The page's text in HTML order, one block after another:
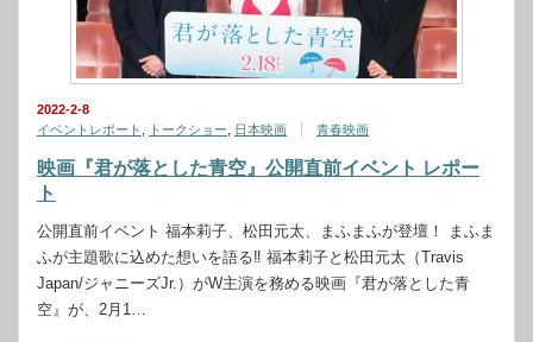
2022-2-8
イベントレポート
トークショー 日本映画 青春映画
映画『君が落とした青空』公開直前イベント レポー
ト
公開直前イベント 福本莉子、松田元太、まふまふが登壇！ まふま
ふが主題歌に込めた想いを語る‼︎ 福本莉子と松田元太（Travis
Japan/ジャニーズJr.）がW主演を務める映画『君が落とした青
空』が、2月1…